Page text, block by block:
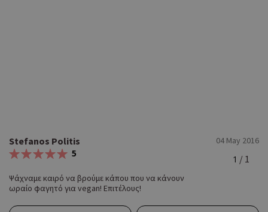
Stefanos Politis
5
04 May 2016
Ψάχναμε καιρό να βρούμε κάπου που να κάνουν
ωραίο φαγητό για vegan! Επιτέλους!
1 / 1